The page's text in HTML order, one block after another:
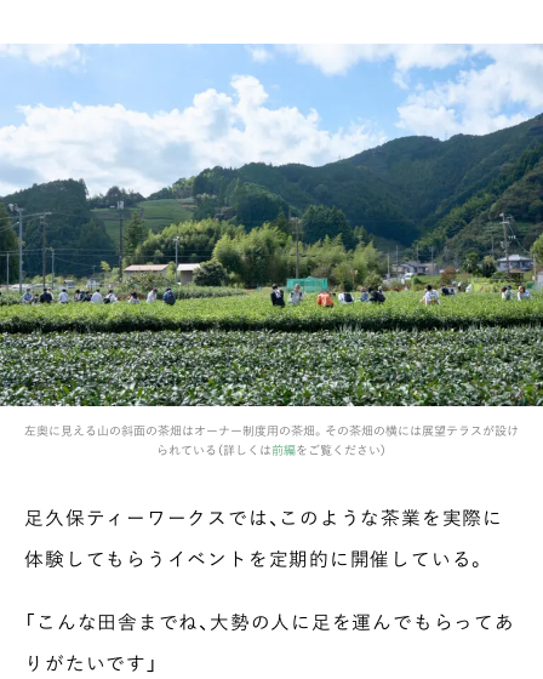
左奥に見える山の斜面の茶畑はオーナー制度用の茶畑。その茶畑の横には展望テラスが設け
られている（詳しくは前編をご覧ください）
足久保ティーワークスでは、このような茶業を実際に
体験してもらうイベントを定期的に開催している。
「こんな田舎までね、大勢の人に足を運んでもらってあ
りがたいです」